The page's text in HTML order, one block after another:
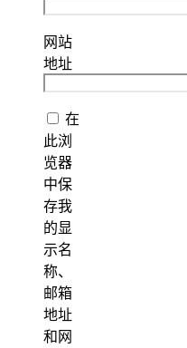
网站
地址
在
此浏
览器
中保
存我
的显
示名
称、
邮箱
地址
和网